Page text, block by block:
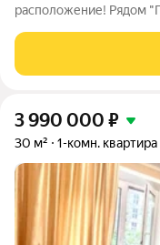
расположение! Рядом
3 990 000 ₽
30 м² 1-комн. квартира